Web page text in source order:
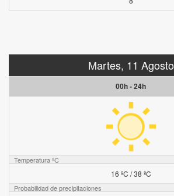
Martes, 11 Agosto
00h - 24h
Temperatura ºC
16 ºC / 38 ºC
Probabilidad de precipitaciones